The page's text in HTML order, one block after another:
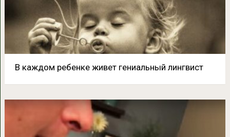
В каждом ребенке живет гениальный лингвист